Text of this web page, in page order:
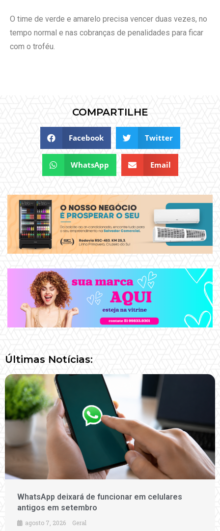
O time de verde e amarelo precisa vencer duas vezes, no
tempo normal e nas cobranças de penalidades para ficar
com o troféu.
COMPARTILHE
Facebook Twitter
WhatsApp Email
Últimas Notícias:
WhatsApp deixará de funcionar em celulares
antigos em setembro
agosto 7, 2026 Geral